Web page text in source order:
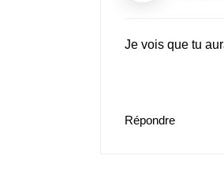
Je vois que tu
Répondre